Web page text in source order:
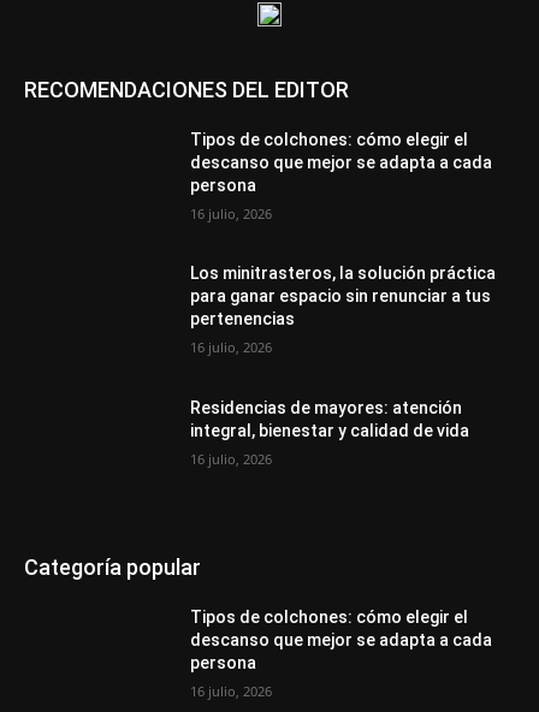
RECOMENDACIONES DEL EDITOR
Tipos de colchones: cómo elegir el
descanso que mejor se adapta a cada
persona
16 julio, 2026
Los minitrasteros, la solución práctica
para ganar espacio sin renunciar a tus
pertenencias
16 julio, 2026
Residencias de mayores: atención
integral, bienestar y calidad de vida
16 julio, 2026
Categoría popular
Tipos de colchones: cómo elegir el
descanso que mejor se adapta a cada
persona
16 julio, 2026